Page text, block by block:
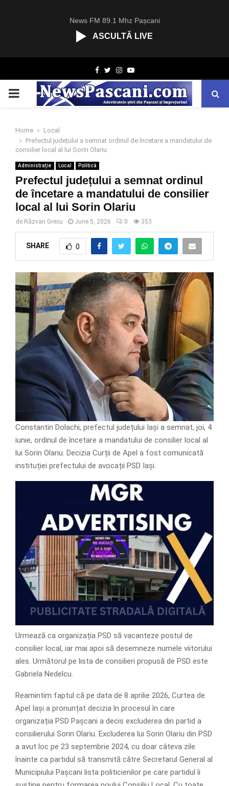
News FM 89.1 Mhz Pașcani
ASCULTĂ LIVE
Facebook
TwitterInstagram
Youtube
PRIMARY
Home
Local
Prefectul județului a semnat ordinul de încetare a mandatului de
consilier local al lui Sorin Olariu
Administrație Local Politică
Prefectul județului a semnat ordinul
de încetare a mandatului de consilier
local al lui Sorin Olariu
de Răzvan Grecu June 5, 2026 0 353
SHARE 0
Constantin Dolachi, prefectul județului Iași a semnat, joi, 4
iunie, ordinul de încetare a mandatului de consilier local al
lui Sorin Olariu. Decizia Curții de Apel a fost comunicată
instituției prefectului de avocații PSD Iași.
Urmează ca organizația PSD să vacanteze postul de
consilier local, iar mai apoi să desemneze numele viitorului
ales. Următorul pe lista de consilieri propusă de PSD este
Gabriela Nedelcu.
Reamintim faptul că pe data de 8 aprilie 2026, Curtea de
Apel Iași a pronunțat decizia în procesul în care
organizația PSD Pașcani a decis excluderea din partid a
consilierului Sorin Olariu. Excluderea lui Sorin Olariu din PSD
a avut loc pe 23 septembrie 2024, cu doar câteva zile
înainte ca partidul să transmită către Secretarul General al
Municipiului Pașcani lista politicienilor pe care partidul îi